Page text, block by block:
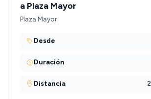
a Plaza Mayor
Plaza Mayor
Desde
Duración
Distancia